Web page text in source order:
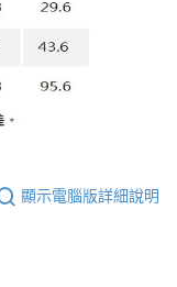
顯示電腦版詳細說明